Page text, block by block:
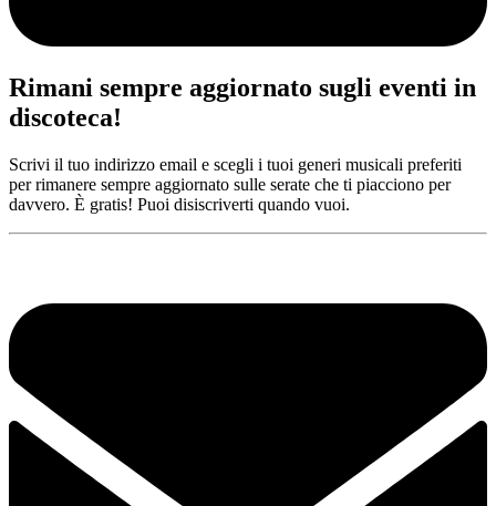
Rimani sempre aggiornato sugli eventi in
discoteca!
Scrivi il tuo indirizzo email e scegli i tuoi generi musicali preferiti
per rimanere sempre aggiornato sulle serate che ti piacciono per
davvero. È gratis! Puoi disiscriverti quando vuoi.